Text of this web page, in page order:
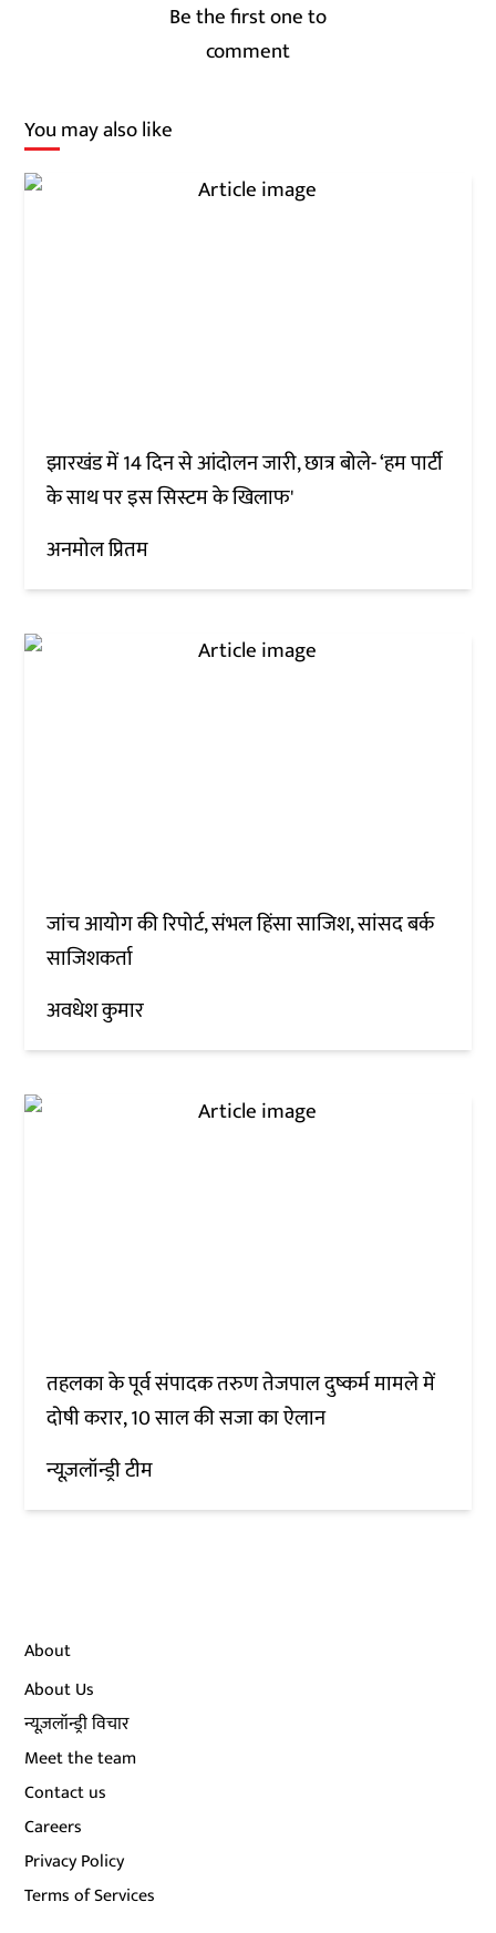
Be the first one to
comment
You may also like
झारखंड में 14 दिन से आंदोलन जारी, छात्र बोले- ‘हम पार्टी
के साथ पर इस सिस्टम के खिलाफ'
अनमोल प्रितम
जांच आयोग की रिपोर्ट, संभल हिंसा साजिश, सांसद बर्क
साजिशकर्ता
अवधेश कुमार
तहलका के पूर्व संपादक तरुण तेजपाल दुष्कर्म मामले में
दोषी करार, 10 साल की सजा का ऐलान
न्यूज़लॉन्ड्री टीम
About
About Us
न्यूज़लॉन्ड्री विचार
Meet the team
Contact us
Careers
Privacy Policy
Terms of Services